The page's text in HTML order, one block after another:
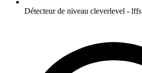
Détecteur de niveau cleverlevel - lffs